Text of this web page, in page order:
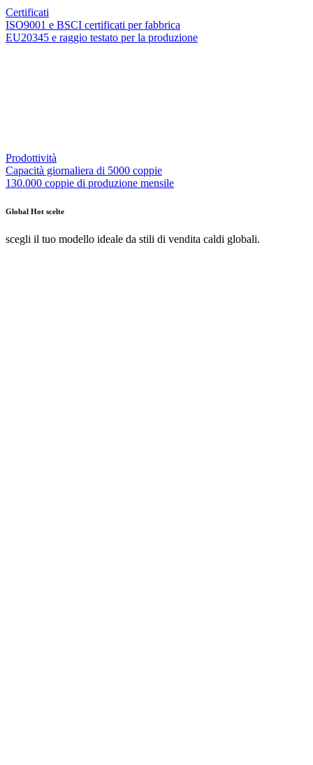
Certificati
ISO9001 e BSCI certificati per fabbrica
EU20345 e raggio testato per la produzione
Prodottività
Capacità giornaliera di 5000 coppie
130.000 coppie di produzione mensile
Global Hot scelte
scegli il tuo modello ideale da stili di vendita caldi globali.